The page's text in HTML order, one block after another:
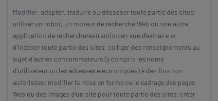
Modifier, adapter, traduire ou désosser toute partie des sites;
utiliser un robot, un moteur de recherche Web ou une autre
application de recherche/extraction en vue d’extraire et
d’indexer toute partie des sites; colliger des renseignements au
sujet d’autres consommateurs (y compris les noms
d’utilisateur ou les adresses électroniques) à des fins non
autorisées; modifier la mise en forme ou le cadrage des pages
Web ou des images d’un site pour toute partie des sites; créer